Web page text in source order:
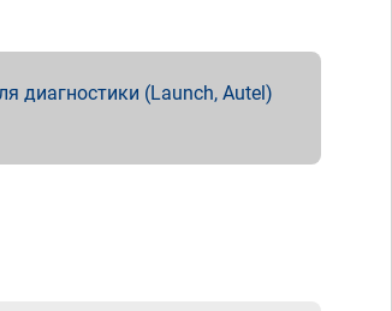
диагностики (Launch, Autel)